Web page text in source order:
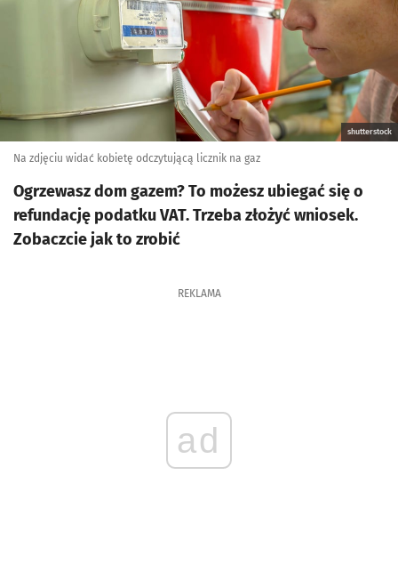
shutterstock
Na zdjęciu widać kobietę odczytującą licznik na gaz
Ogrzewasz dom gazem? To możesz ubiegać się o
refundację podatku VAT. Trzeba złożyć wniosek.
Zobaczcie jak to zrobić
REKLAMA
ad